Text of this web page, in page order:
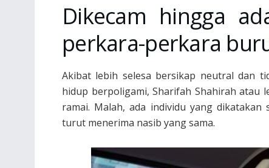
Dikecam hingga
perkara-perkara
Akibat lebih selesa bersikap neutral dan
hidup berpoligami, Sharifah Shahirah atau
ramai. Malah, ada individu yang
turut menerima nasib yang sama.